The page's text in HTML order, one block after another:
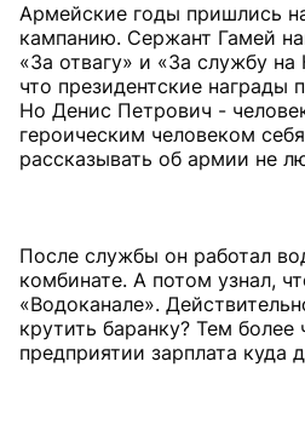
Армейские годы пришлись
кампанию. Сержант Гамей
«За отвагу» и «За службу на
что президентские награды
Но Денис Петрович -
героическим человеком
рассказывать об армии не
После службы он работал
комбинате. А потом узнал,
«Водоканале».
крутить баранку? Тем более
предприятии зарплата куда